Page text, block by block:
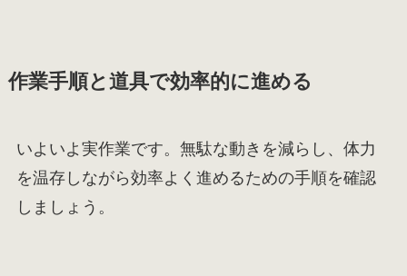
作業手順と道具で効率的に進める
いよいよ実作業です。無駄な動きを減らし、体力
を温存しながら効率よく進めるための手順を確認
しましょう。